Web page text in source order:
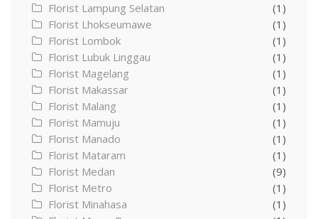
Florist Lampung Selatan
(1)
Florist Lhokseumawe
(1)
Florist Lombok
(1)
Florist Lubuk Linggau
(1)
Florist Magelang
(1)
Florist Makassar
(1)
Florist Malang
(1)
Florist Mamuju
(1)
Florist Manado
(1)
Florist Mataram
(1)
Florist Medan
(9)
Florist Metro
(1)
Florist Minahasa
(1)